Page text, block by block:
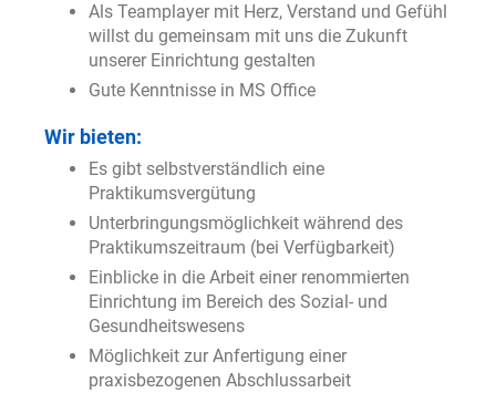
Als Teamplayer mit Herz, Verstand und Gefühl
willst du gemeinsam mit uns die Zukunft
unserer Einrichtung gestalten
Gute Kenntnisse in MS Office
Wir bieten:
Es gibt selbstverständlich eine
Praktikumsvergütung
Unterbringungsmöglichkeit während des
Praktikumszeitraum (bei Verfügbarkeit)
Einblicke in die Arbeit einer renommierten
Einrichtung im Bereich des Sozial- und
Gesundheitswesens
Möglichkeit zur Anfertigung einer
praxisbezogenen Abschlussarbeit